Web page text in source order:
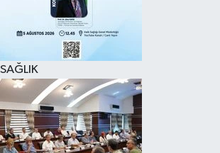
SAĞLIK